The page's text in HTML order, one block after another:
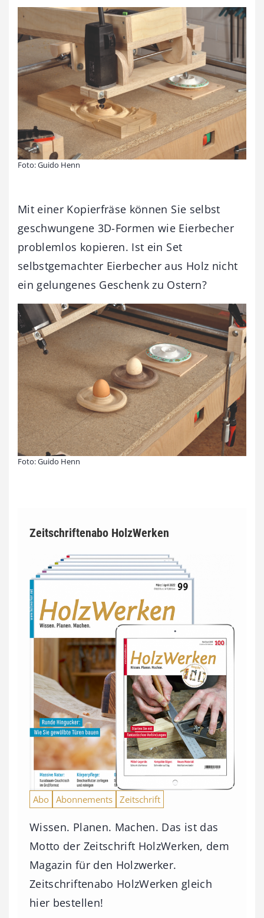
Foto: Guido Henn
Mit einer Kopierfräse können Sie selbst
geschwungene 3D-Formen wie Eierbecher
problemlos kopieren. Ist ein Set
selbstgemachter Eierbecher aus Holz nicht
ein gelungenes Geschenk zu Ostern?
Foto: Guido Henn
Zeitschriftenabo HolzWerken
Abo Abonnements Zeitschrift
Wissen. Planen. Machen. Das ist das
Motto der Zeitschrift HolzWerken, dem
Magazin für den Holzwerker.
Zeitschriftenabo HolzWerken gleich
hier bestellen!